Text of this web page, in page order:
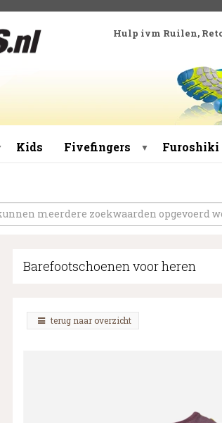
Hulp ivm Ruilen,
Kids Fivefingers ▼ Furoshiki
Barefootschoenen voor heren
terug naar overzicht